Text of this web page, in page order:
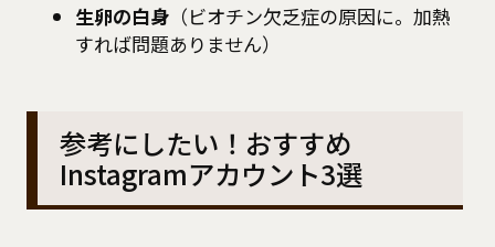
生卵の白身 （ビオチン欠乏症の原因に。加熱
すれば問題ありません）
参考にしたい！おすすめ
Instagramアカウント3選